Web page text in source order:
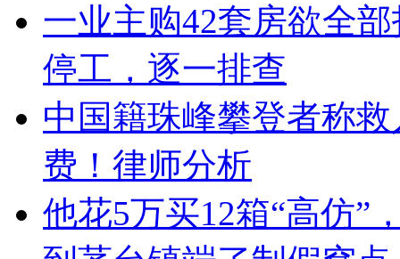
一业主购42套房欲全
停工，逐一排查
中国籍珠峰攀登者称
费！律师分析
他花5万买12箱“高仿